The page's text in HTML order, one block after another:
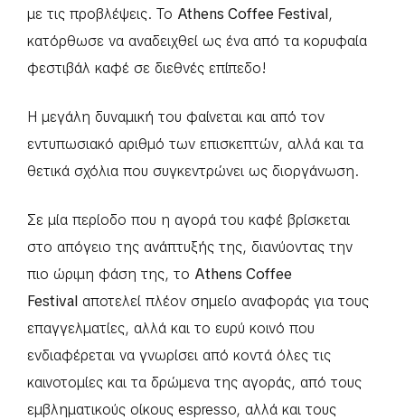
με τις προβλέψεις. Το Athens Coffee Festival,
κατόρθωσε να αναδειχθεί ως ένα από τα κορυφαία
φεστιβάλ καφέ σε διεθνές επίπεδο!
Η μεγάλη δυναμική του φαίνεται και από τον
εντυπωσιακό αριθμό των επισκεπτών, αλλά και τα
θετικά σχόλια που συγκεντρώνει ως διοργάνωση.
Σε μία περίοδο που η αγορά του καφέ βρίσκεται
στο απόγειο της ανάπτυξής της, διανύοντας την
πιο ώριμη φάση της, το Αthens Coffee
Festival αποτελεί πλέον σημείο αναφοράς για τους
επαγγελματίες, αλλά και το ευρύ κοινό που
ενδιαφέρεται να γνωρίσει από κοντά όλες τις
καινοτομίες και τα δρώμενα της αγοράς, από τους
εμβληματικούς οίκους espresso, αλλά και τους